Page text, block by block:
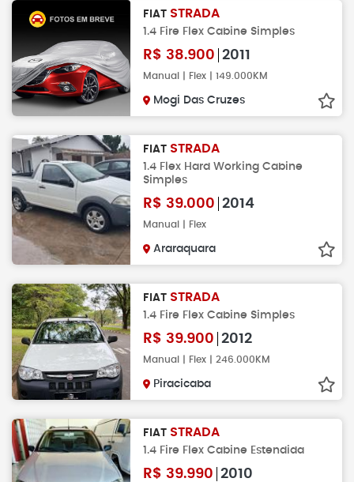
FIAT STRADA
1.4 Fire Flex Cabine Simples
R$ 38.900 2011
Manual | Flex | 149.000KM
Mogi Das Cruzes
FIAT STRADA
1.4 Flex Hard Working Cabine
Simples
R$ 39.000 2014
Manual | Flex
Araraquara
FIAT STRADA
1.4 Fire Flex Cabine Simples
R$ 39.900 2012
Manual | Flex | 246.000KM
Piracicaba
FIAT STRADA
1.4 Fire Flex Cabine Estendida
R$ 39.990 2010